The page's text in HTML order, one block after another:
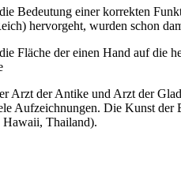
Bedeutung einer korrekten
hervorgeht, wurden schon
Fläche der einen Hand auf die
Arzt der Antike und Arzt der
Aufzeichnungen. Die Kunst
Hawaii, Thailand).